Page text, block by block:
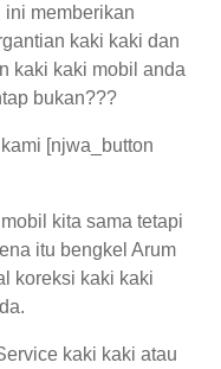
memberikan
kaki kaki dan
kaki kaki mobil anda
bukan???
[njwa_button
kita sama tetapi
itu bengkel Arum
koreksi kaki kaki
kaki kaki atau